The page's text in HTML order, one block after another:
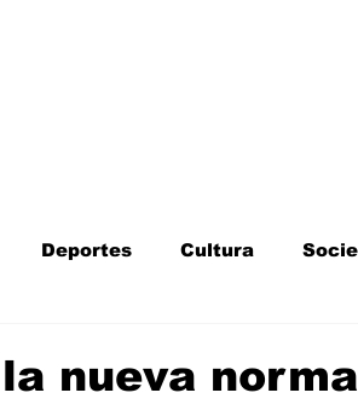
Deportes Cultura
nueva